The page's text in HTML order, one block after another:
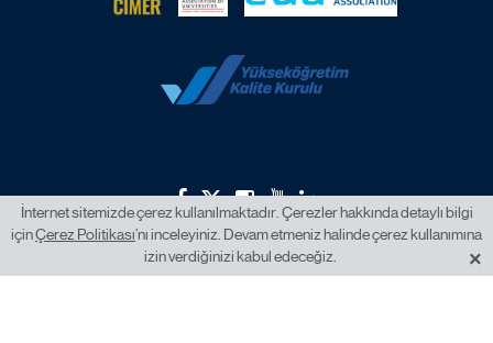
2026 © İstanbul Okan Üniversitesi.
İnternet sitemizde çerez kullanılmaktadır. Çerezler hakkında detaylı bilgi
içinÇerez Politikası’nı inceleyiniz. Devam etmeniz halinde çerez kullanımına
izin verdiğinizi kabul edeceğiz.
×